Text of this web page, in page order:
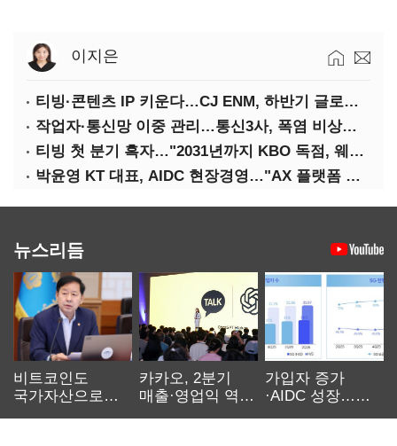
이지은
티빙·콘텐츠 IP 키운다…CJ ENM, 하반기 글로벌 확장 가속
작업자·통신망 이중 관리…통신3사, 폭염 비상대응 돌입
티빙 첫 분기 흑자…"2031년까지 KBO 독점, 웨이브 합병도 속도"
박윤영 KT 대표, AIDC 현장경영…"AX 플랫폼 핵심 인프라로 키운다"
뉴스리듬
비트코인도
국가자산으로…'
카카오, 2분기
매출·영업익 역대
가입자 증가
·AIDC 성장…